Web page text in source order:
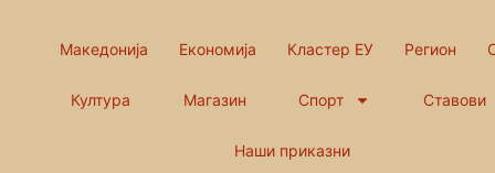
Македонија Економија Кластер ЕУ Регион
Култура Магазин Спорт Ставови
Наши приказни